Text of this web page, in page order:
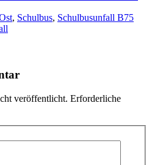
, Schulbus, Schulbusunfall B75
veröffentlicht. Erforderliche